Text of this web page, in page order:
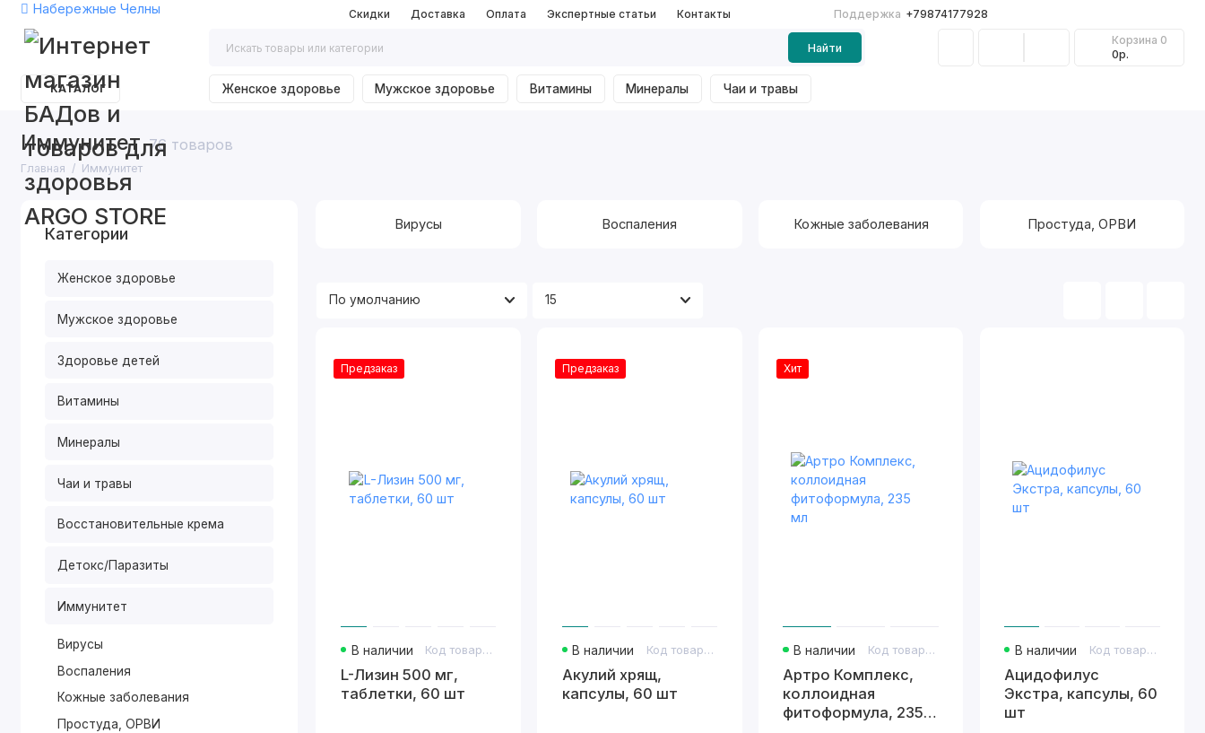
Набережные Челны Скидки Доставка Оплата Экспертные статьи Контакты Поддержка +79874177928
Найти
Корзина 0
0р.
КАТАЛОГ Женское здоровье Мужское здоровье Витамины Минералы Чаи и травы
Иммунитет 76 товаров
Главная Иммунитет
Категории
Женское здоровье
Мужское здоровье
Здоровье детей
Витамины
Минералы
Чаи и травы
Восстановительные крема
Детокс/Паразиты
Иммунитет
Вирусы
Воспаления
Кожные заболевания
Простуда, ОРВИ
Вирусы Воспаления Кожные заболевания Простуда, ОРВИ
Предзаказ
В наличии Код товара: 461
L-Лизин 500 мг,
таблетки, 60 шт
Предзаказ
В наличии Код товара: 401
Акулий хрящ,
капсулы, 60 шт
Хит
В наличии Код товара: 807
Артро Комплекс,
коллоидная
фитоформула, 235
В наличии Код товара: 403
Ацидофилус
Экстра, капсулы, 60
шт